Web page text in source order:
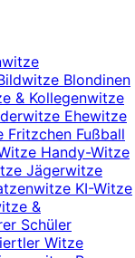
Blondinen
& Kollegenwitze
Ehewitze
Fritzchen Fußball
Handy-Witze
Jägerwitze
KI-Witze
&
Schüler
Witze